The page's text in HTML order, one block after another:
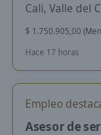
Cali, Valle del
$ 1.750.905,00
Hace 17 horas
Empleo
Asesor de